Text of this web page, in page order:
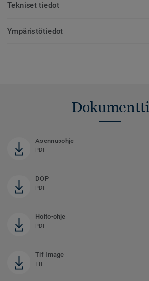
Tekniset tiedot
Ympäristötiedot
Dokumentti
Asennusohje
PDF
DOP
PDF
Hoito-ohje
PDF
Tif Image
TIF